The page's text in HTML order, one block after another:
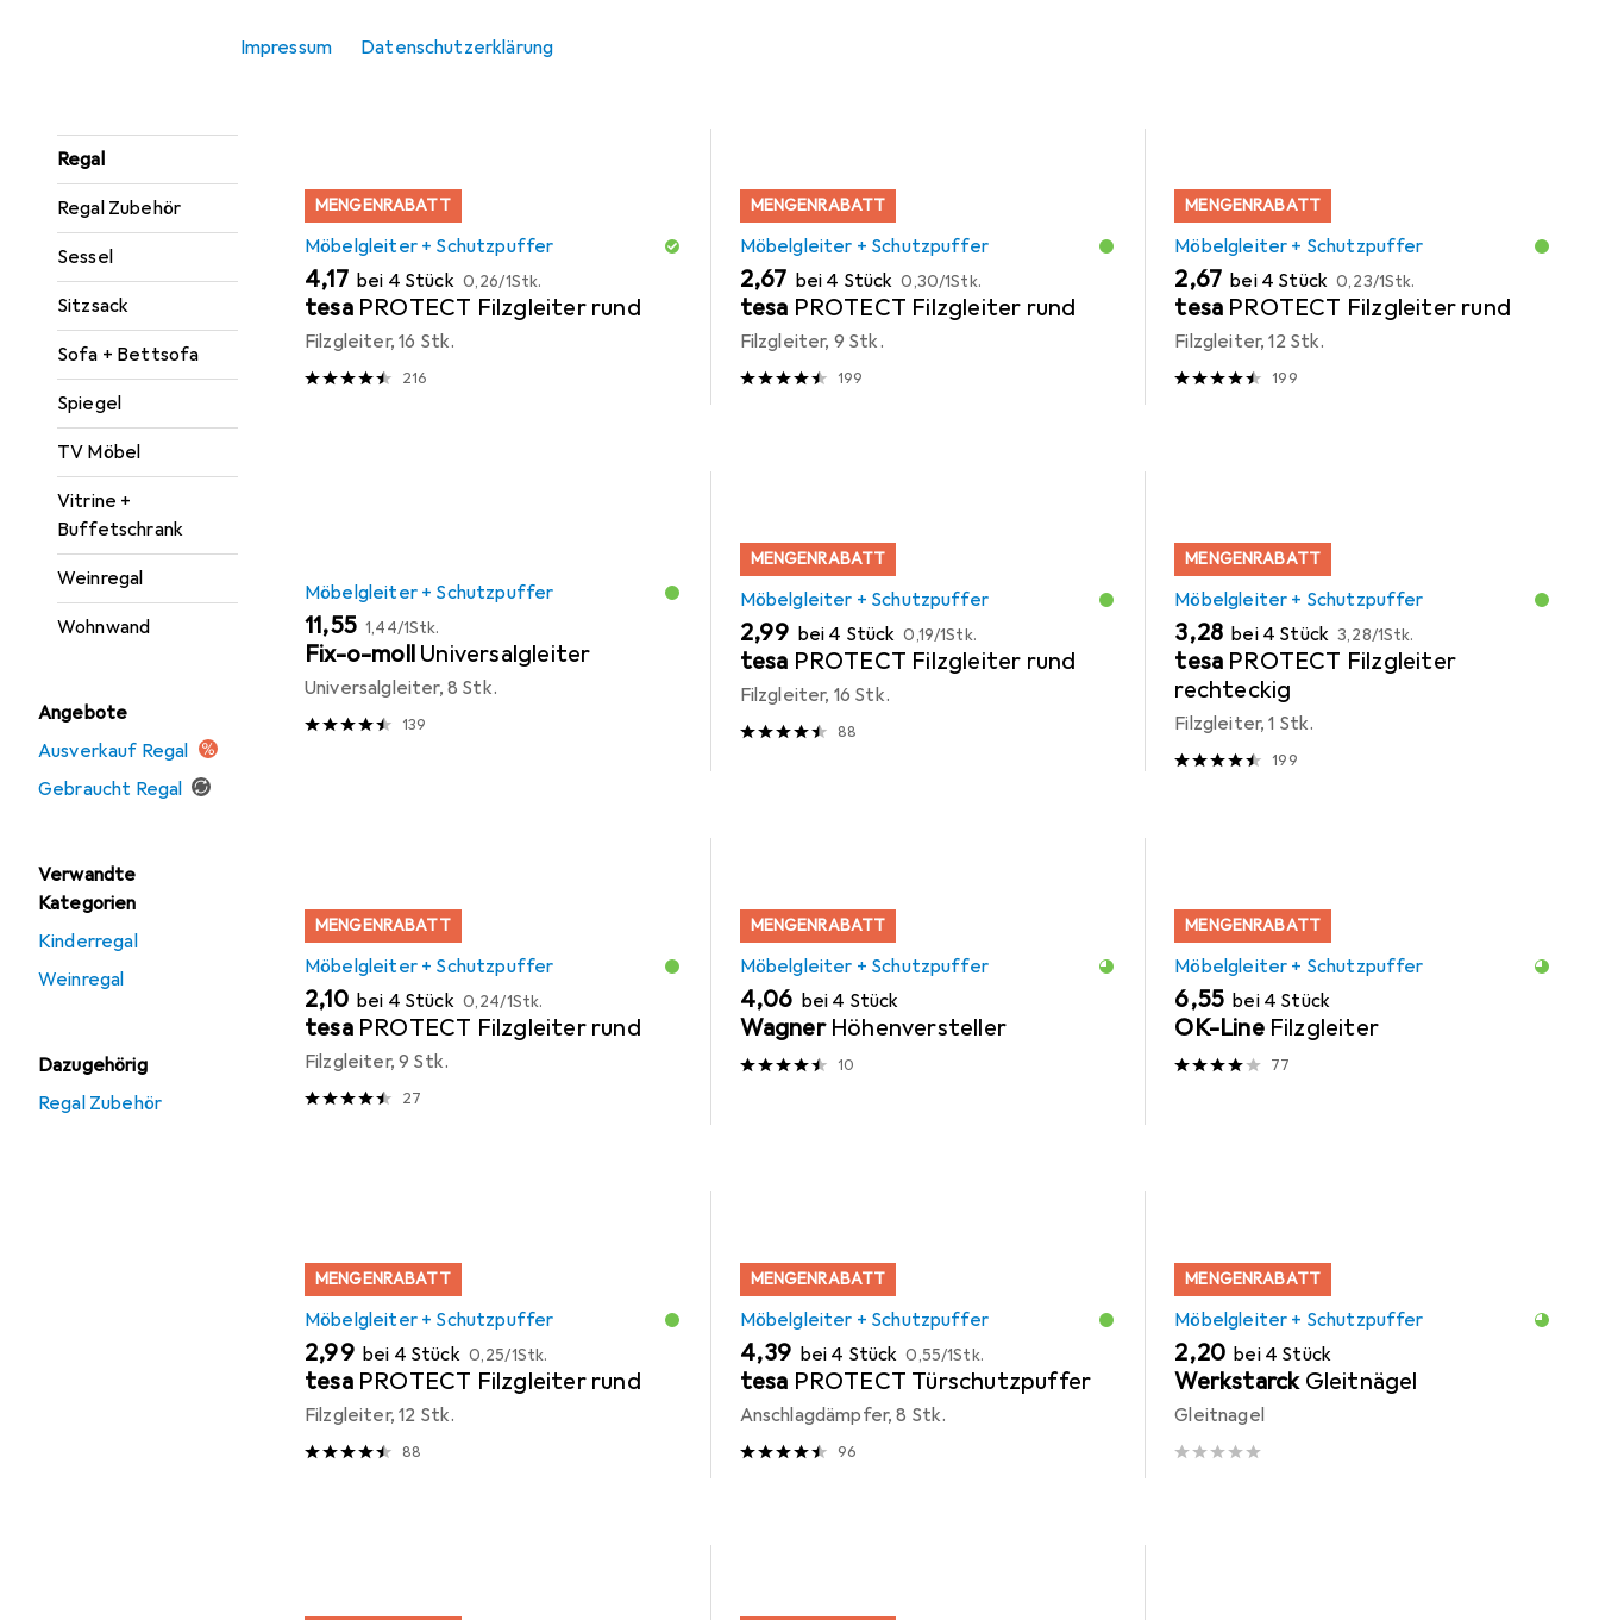
Impressum Datenschutzerklärung
Regal
Regal Zubehör
Sessel
Sitzsack
Sofa + Bettsofa
Spiegel
TV Möbel
Vitrine +
Buffetschrank
Weinregal
Wohnwand
Angebote
Ausverkauf Regal
Gebraucht Regal
Verwandte
Kategorien
Kinderregal
Weinregal
Dazugehörig
Regal Zubehör
Sortieren nach:Relevanz
MENGENRABATT
Möbelgleiter + Schutzpuffer
EUR
4,17 bei 4 Stück EUR
0,26/1Stk.
tesa PROTECT Filzgleiter rund
Filzgleiter, 16 Stk.
216
MENGENRABATT
Möbelgleiter + Schutzpuffer
EUR
2,67 bei 4 Stück EUR
0,30/1Stk.
tesa PROTECT Filzgleiter rund
Filzgleiter, 9 Stk.
199
MENGENRABATT
Möbelgleiter + Schutzpuffer
EUR
2,67 bei 4 Stück EUR
0,23/1Stk.
tesa PROTECT Filzgleiter rund
Filzgleiter, 12 Stk.
199
Möbelgleiter + Schutzpuffer
EUR
11,55 EUR
1,44/1Stk.
Fix-o-moll Universalgleiter
Universalgleiter, 8 Stk.
139
MENGENRABATT
Möbelgleiter + Schutzpuffer
EUR
2,99 bei 4 Stück EUR
0,19/1Stk.
tesa PROTECT Filzgleiter rund
Filzgleiter, 16 Stk.
88
MENGENRABATT
Möbelgleiter + Schutzpuffer
EUR
3,28 bei 4 Stück EUR
3,28/1Stk.
tesa PROTECT Filzgleiter
rechteckig
Filzgleiter, 1 Stk.
199
MENGENRABATT
Möbelgleiter + Schutzpuffer
EUR
2,10 bei 4 Stück EUR
0,24/1Stk.
tesa PROTECT Filzgleiter rund
Filzgleiter, 9 Stk.
27
MENGENRABATT
Möbelgleiter + Schutzpuffer
EUR
4,06 bei 4 Stück
Wagner Höhenversteller
10
MENGENRABATT
Möbelgleiter + Schutzpuffer
EUR
6,55 bei 4 Stück
OK-Line Filzgleiter
77
MENGENRABATT
Möbelgleiter + Schutzpuffer
EUR
2,99 bei 4 Stück EUR
0,25/1Stk.
tesa PROTECT Filzgleiter rund
Filzgleiter, 12 Stk.
88
MENGENRABATT
Möbelgleiter + Schutzpuffer
EUR
4,39 bei 4 Stück EUR
0,55/1Stk.
tesa PROTECT Türschutzpuffer
Anschlagdämpfer, 8 Stk.
96
MENGENRABATT
Möbelgleiter + Schutzpuffer
EUR
2,20 bei 4 Stück
Werkstarck Gleitnägel
Gleitnagel